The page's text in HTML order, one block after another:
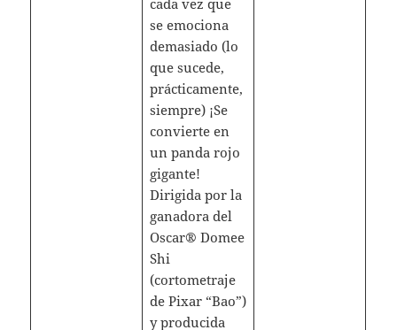
se emociona
demasiado (lo
que sucede,
prácticamente,
siempre) ¡Se
convierte en
un panda rojo
gigante!
Dirigida por la
ganadora del
Oscar® Domee
Shi
(cortometraje
de Pixar “Bao”)
y producida